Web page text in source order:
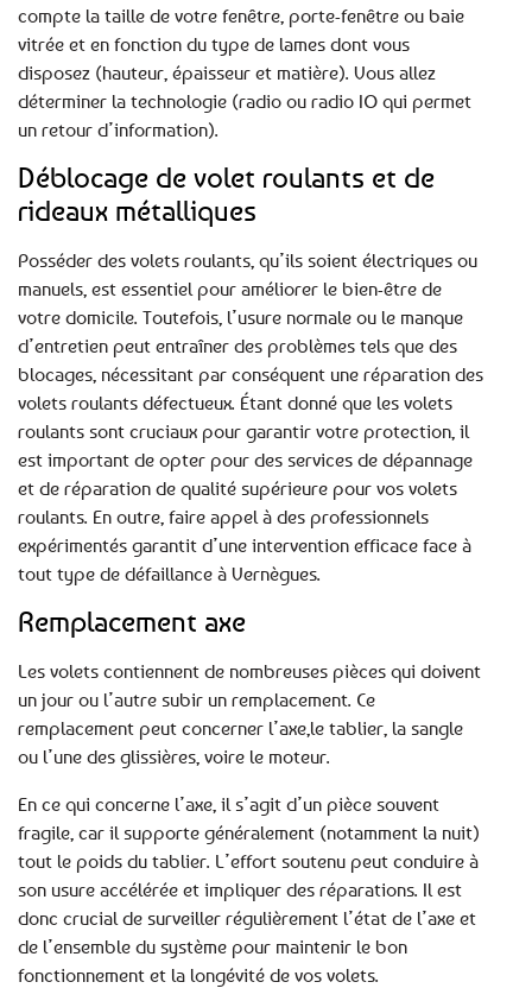
compte la taille de votre fenêtre, porte-fenêtre ou baie
vitrée et en fonction du type de lames dont vous
disposez (hauteur, épaisseur et matière). Vous allez
déterminer la technologie (radio ou radio IO qui permet
un retour d’information).
Déblocage de volet roulants et de
rideaux métalliques
Posséder des volets roulants, qu’ils soient électriques ou
manuels, est essentiel pour améliorer le bien-être de
votre domicile. Toutefois, l’usure normale ou le manque
d’entretien peut entraîner des problèmes tels que des
blocages, nécessitant par conséquent une réparation des
volets roulants défectueux. Étant donné que les volets
roulants sont cruciaux pour garantir votre protection, il
est important de opter pour des services de dépannage
et de réparation de qualité supérieure pour vos volets
roulants. En outre, faire appel à des professionnels
expérimentés garantit d’une intervention efficace face à
tout type de défaillance à Vernègues.
Remplacement axe
Les volets contiennent de nombreuses pièces qui doivent
un jour ou l’autre subir un remplacement. Ce
remplacement peut concerner l’axe,le tablier, la sangle
ou l’une des glissières, voire le moteur.
En ce qui concerne l’axe, il s’agit d’un pièce souvent
fragile, car il supporte généralement (notamment la nuit)
tout le poids du tablier. L’effort soutenu peut conduire à
son usure accélérée et impliquer des réparations. Il est
donc crucial de surveiller régulièrement l’état de l’axe et
de l’ensemble du système pour maintenir le bon
fonctionnement et la longévité de vos volets.